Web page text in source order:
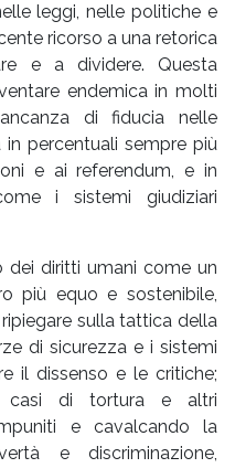
leggi, nelle politiche e
ricorso a una retorica
e a dividere. Questa
endemica in molti
di fiducia nelle
percentuali sempre più
e ai referendum, e in
i sistemi giudiziari
dei diritti umani come un
più equo e sostenibile,
sulla tattica della
di sicurezza e i sistemi
il dissenso e le critiche;
casi di tortura e altri
e cavalcando la
e discriminazione,